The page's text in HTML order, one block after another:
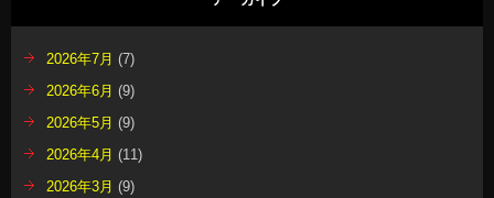
2026年7月 (7)
2026年6月 (9)
2026年5月 (9)
2026年4月 (11)
2026年3月 (9)